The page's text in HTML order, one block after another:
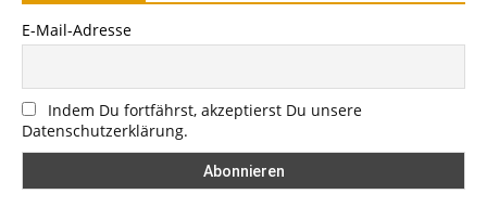
E-Mail-Adresse
Indem Du fortfährst, akzeptierst Du unsere
Datenschutzerklärung.